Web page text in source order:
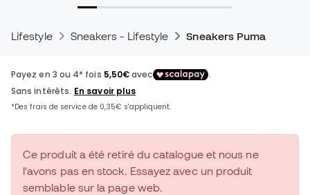
Lifestyle Sneakers - Lifestyle Sneakers Puma
Ce produit a été retiré du catalogue et nous ne
l'avons pas en stock. Essayez avec un produit
semblable sur la page web.